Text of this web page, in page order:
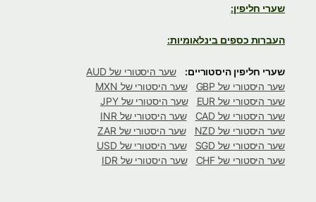
שערי חליפין:
העברות כספים בינלאומיות:
שערי חליפין היסטוריים:
שער היסטורי של AUD
שער היסטורי של GBP
שער היסטורי של MXN
שער היסטורי של EUR
שער היסטורי של JPY
שער היסטורי של CAD
שער היסטורי של INR
שער היסטורי של NZD
שער היסטורי של ZAR
שער היסטורי של SGD
שער היסטורי של USD
שער היסטורי של CHF
שער היסטורי של IDR